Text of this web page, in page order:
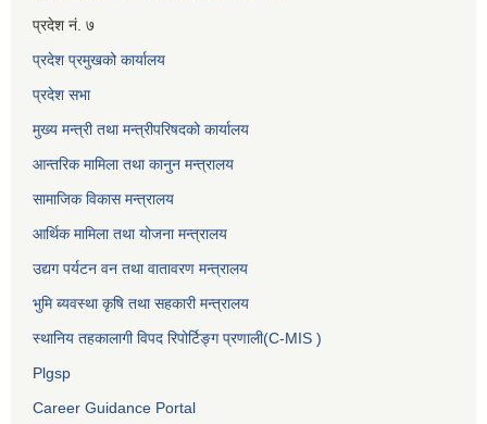
प्रदेश नं. ७
प्रदेश प्रमुखको कार्यालय
प्रदेश सभा
मुख्य मन्त्री तथा मन्त्रीपरिषदको कार्यालय
आन्तरिक मामिला तथा कानुन मन्त्रालय
सामाजिक विकास मन्त्रालय
आर्थिक मामिला तथा योजना मन्त्रालय
उद्यग पर्यटन वन तथा वातावरण मन्त्रालय
भुमि ब्यवस्था कृषि तथा सहकारी मन्त्रालय
स्थानिय तहकालागी विपद रिपोर्टिङ्ग प्रणाली(C-MIS )
Plgsp
Career Guidance Portal